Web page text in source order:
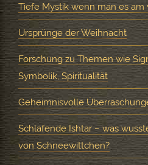
Tiefe Mystik wenn man es
Ursprünge der Weihnacht
Forschung zu Themen wie
Symbolik, Spiritualität
Geheimnisvolle
Schlafende Ishtar – was
von Schneewittchen?